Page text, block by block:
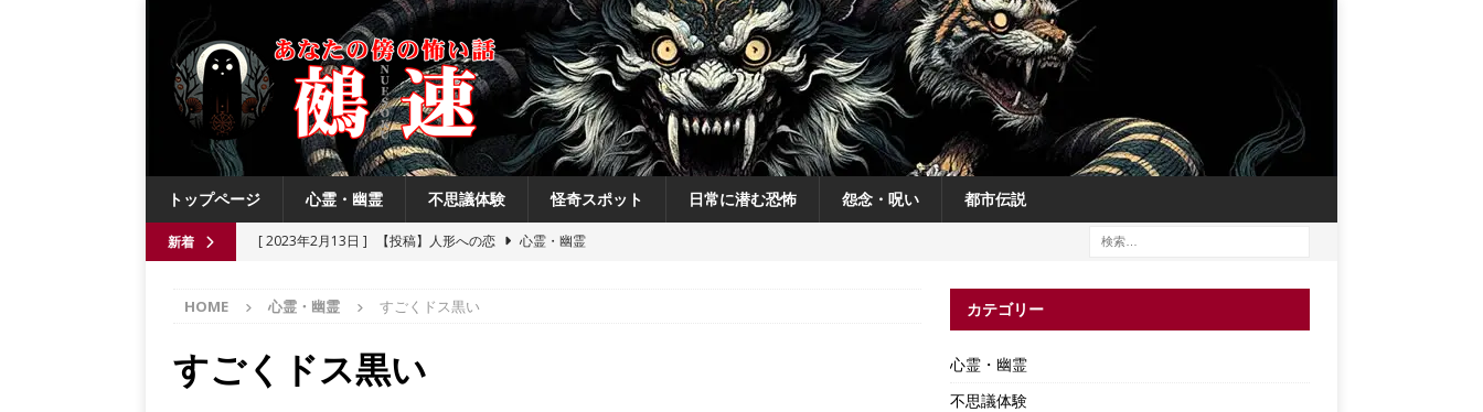
トップページ 心霊・幽霊 不思議体験 怪奇スポット 日常に潜む恐怖 怨念・呪い 都市伝説
新着 [ 2023年2月13日 ] 【投稿】人形への恋
心霊・幽霊
[ 2021年6月13日 ]
チチケゥ
都市伝説
[ 2021年6月13日 ] ニュータウン祟り神
[ 2023年4月4日 ] 【投稿】厄祓い
HOME 心霊・幽霊 すごくドス黒い
すごくドス黒い
カテゴリー
心霊・幽霊
不思議体験